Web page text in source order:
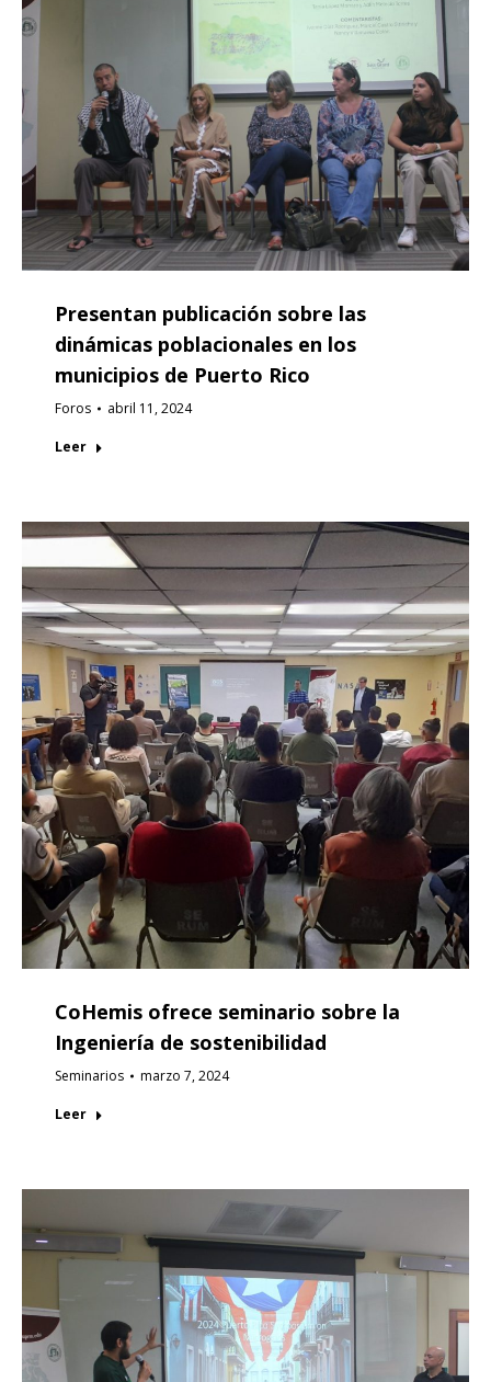
Presentan publicación sobre las
dinámicas poblacionales en los
municipios de Puerto Rico
Foros abril 11, 2024
Leer
CoHemis ofrece seminario sobre la
Ingeniería de sostenibilidad
Seminarios marzo 7, 2024
Leer